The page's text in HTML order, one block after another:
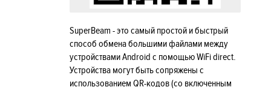
SuperBeam - это самый простой и быстрый
способ обмена большими файлами между
устройствами Android с помощью WiFi direct.
Устройства могут быть сопряжены с
использованием QR-кодов (со включенным